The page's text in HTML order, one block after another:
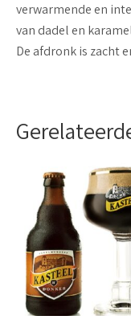
verwarmende en
van dadel en
De afdronk is zacht